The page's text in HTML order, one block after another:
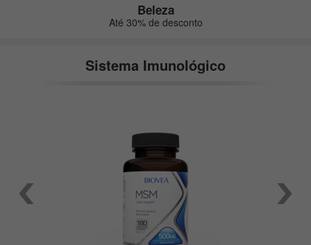
Beleza
Até 30% de desconto
Sistema Imunológico